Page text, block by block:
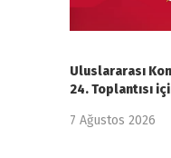
Uluslararası
24. Toplantısı
7 Ağustos 2026